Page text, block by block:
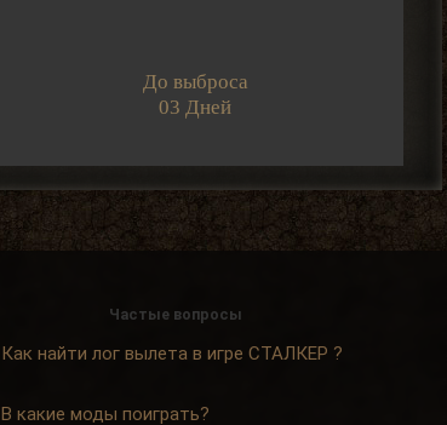
инфраструктуру на базе налаживать и
Djetch
> Alehandro
, у меня квест на
подключение света у
бармена еще
, водила ещё,
механика у тя нет пока
скорей всего.
До выброса
03 Дней
Частые вопросы
Как найти лог вылета в игре СТАЛКЕР ?
В какие моды поиграть?